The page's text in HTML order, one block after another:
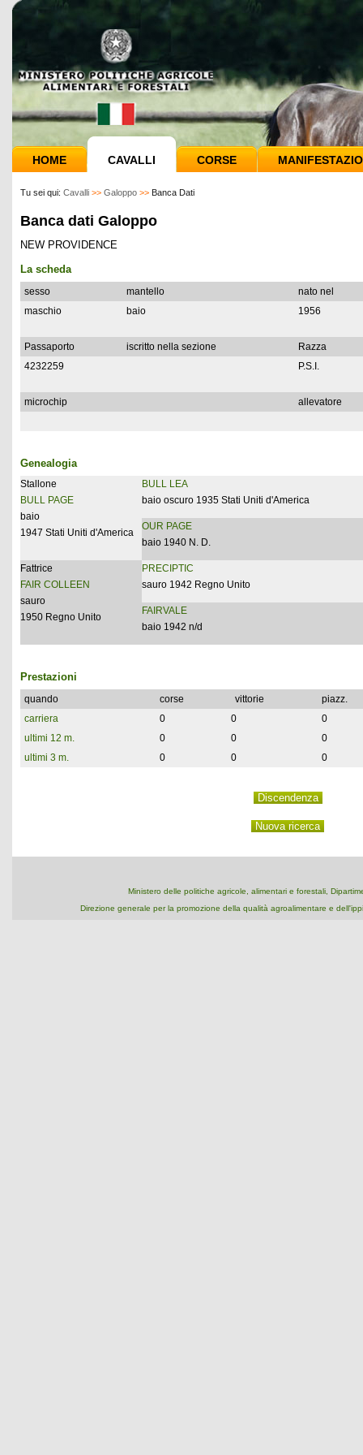
HOME CAVALLI CORSE
Tu sei qui: Cavalli >> Galoppo >> Banca Dati
Banca dati Galoppo
NEW PROVIDENCE
La scheda
sesso mantello
nato nel
maschio
baio 1956
Passaporto iscritto nella sezione
Razza
4232259
P.S.I.
microchip allevatore
Genealogia
Stallone
BULL PAGE
baio
1947 Stati Uniti d'America
BULL LEA
baio oscuro 1935 Stati Uniti d'America
OUR PAGE
baio 1940 N. D.
Fattrice
FAIR COLLEEN
sauro
1950 Regno Unito
PRECIPTIC
sauro 1942 Regno Unito
FAIRVALE
baio 1942 n/d
Prestazioni
quando corse vittorie
piazz.
carriera
0 0
0
ultimi 12 m.
0 0
0
ultimi 3 m.
0 0 0
Ministero delle politiche agricole, alimentari e forestali,
Direzione generale per la promozione della qualità agroalimentare e